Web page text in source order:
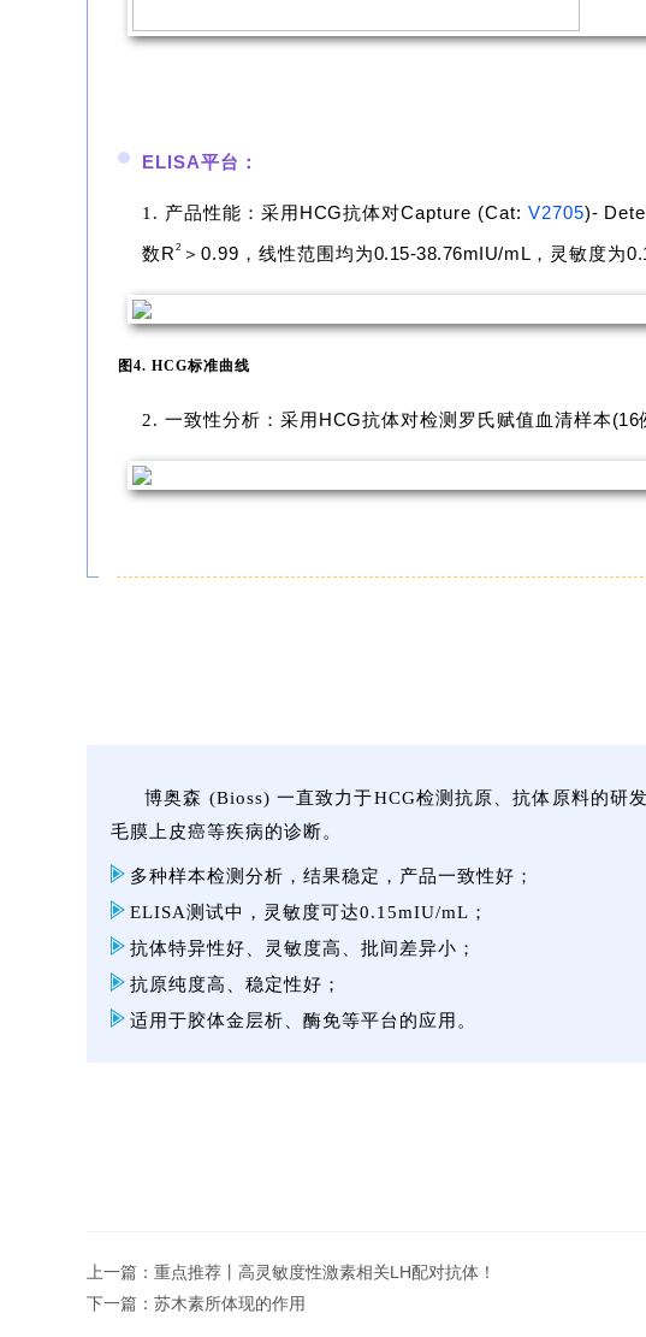
ELISA平台：
1. 产品性能： 采用 HCG抗体对Capture (Cat: V2705)-
数R 2 ＞ 0.99 ， 线性范围均为0.15-38.76mIU/mL ，灵敏度为
图4. HCG标准曲线
2. 一致性分析：采用 HCG抗体对检测罗氏赋值血清样本(16
博奥森 (Bioss) 一直致力于HCG检测抗原、抗体原料的研
毛膜上皮癌等疾病的诊断。
多种样本检测分析，结果稳定，产品一致性好；
ELISA测试中，灵敏度可达0.15mIU/mL；
抗体特异性好、灵敏度高、批间差异小；
抗原纯度高、稳定性好；
适用于胶体金层析、酶免等平台的应用。
上一篇： 重点推荐丨高灵敏度性激素相关LH配对抗体！
下一篇： 苏木素所体现的作用